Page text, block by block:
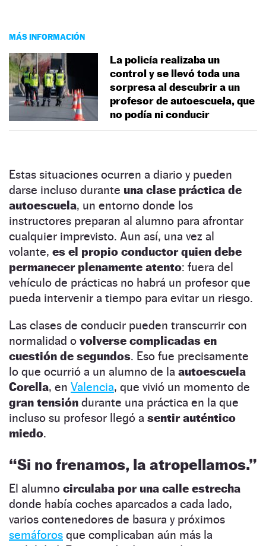
MÁS INFORMACIÓN
La policía realizaba un
control y se llevó toda una
sorpresa al descubrir a un
profesor de autoescuela, que
no podía ni conducir
Estas situaciones ocurren a diario y pueden
darse incluso durante una clase práctica de
autoescuela, un entorno donde los
instructores preparan al alumno para afrontar
cualquier imprevisto. Aun así, una vez al
volante, es el propio conductor quien debe
permanecer plenamente atento: fuera del
vehículo de prácticas no habrá un profesor que
pueda intervenir a tiempo para evitar un riesgo.
Las clases de conducir pueden transcurrir con
normalidad o volverse complicadas en
cuestión de segundos. Eso fue precisamente
lo que ocurrió a un alumno de la autoescuela
Corella, en Valencia, que vivió un momento de
gran tensión durante una práctica en la que
incluso su profesor llegó a sentir auténtico
miedo.
“Si no frenamos, la atropellamos.”
El alumno circulaba por una calle estrecha
donde había coches aparcados a cada lado,
varios contenedores de basura y próximos
semáforos que complicaban aún más la